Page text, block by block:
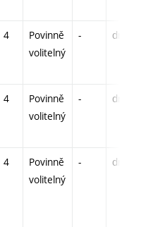
4
Povinně
volitelný
- drzk
4
Povinně
volitelný
- drzk
4
Povinně
volitelný
- drzk